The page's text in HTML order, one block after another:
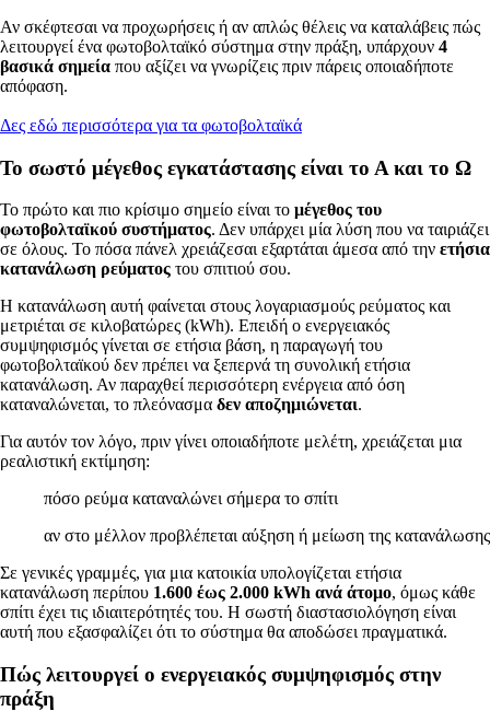
Αν σκέφτεσαι να προχωρήσεις ή αν απλώς θέλεις να καταλάβεις πώς
λειτουργεί ένα φωτοβολταϊκό σύστημα στην πράξη, υπάρχουν 4
βασικά σημεία που αξίζει να γνωρίζεις πριν πάρεις οποιαδήποτε
απόφαση.
Δες εδώ περισσότερα για τα φωτοβολταϊκά
Το σωστό μέγεθος εγκατάστασης είναι το Α και το Ω
Το πρώτο και πιο κρίσιμο σημείο είναι το μέγεθος του
φωτοβολταϊκού συστήματος. Δεν υπάρχει μία λύση που να ταιριάζει
σε όλους. Το πόσα πάνελ χρειάζεσαι εξαρτάται άμεσα από την ετήσια
κατανάλωση ρεύματος του σπιτιού σου.
Η κατανάλωση αυτή φαίνεται στους λογαριασμούς ρεύματος και
μετριέται σε κιλοβατώρες (kWh). Επειδή ο ενεργειακός
συμψηφισμός γίνεται σε ετήσια βάση, η παραγωγή του
φωτοβολταϊκού δεν πρέπει να ξεπερνά τη συνολική ετήσια
κατανάλωση. Αν παραχθεί περισσότερη ενέργεια από όση
καταναλώνεται, το πλεόνασμα δεν αποζημιώνεται.
Για αυτόν τον λόγο, πριν γίνει οποιαδήποτε μελέτη, χρειάζεται μια
ρεαλιστική εκτίμηση:
πόσο ρεύμα καταναλώνει σήμερα το σπίτι
αν στο μέλλον προβλέπεται αύξηση ή μείωση της κατανάλωσης
Σε γενικές γραμμές, για μια κατοικία υπολογίζεται ετήσια
κατανάλωση περίπου 1.600 έως 2.000 kWh ανά άτομο, όμως κάθε
σπίτι έχει τις ιδιαιτερότητές του. Η σωστή διαστασιολόγηση είναι
αυτή που εξασφαλίζει ότι το σύστημα θα αποδώσει πραγματικά.
Πώς λειτουργεί ο ενεργειακός συμψηφισμός στην
πράξη